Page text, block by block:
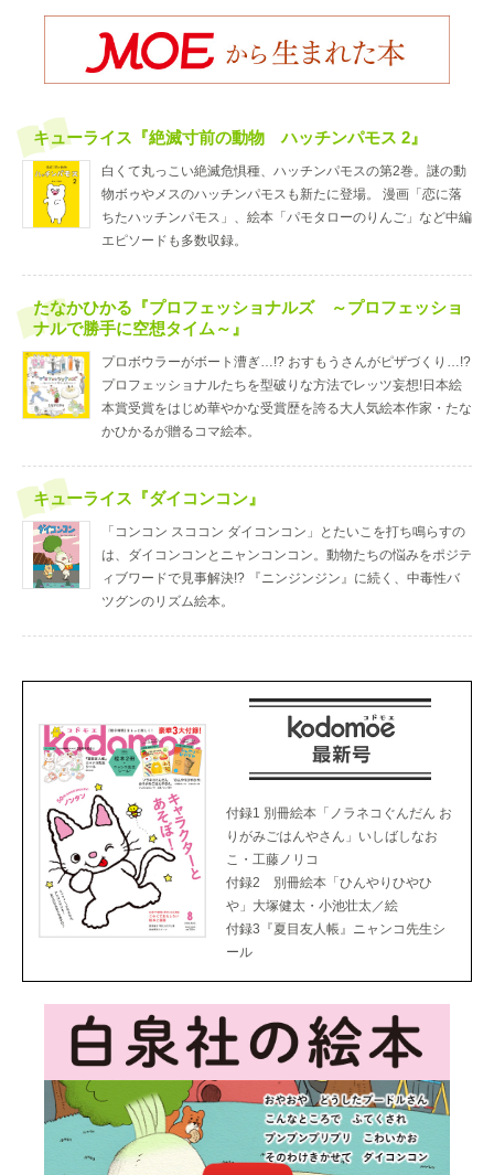
キューライス『絶滅寸前の動物 ハッチンパモス 2』
白くて丸っこい絶滅危惧種、ハッチンパモスの第2巻。謎の動
物ボゥやメスのハッチンパモスも新たに登場。 漫画「恋に落
ちたハッチンパモス」、絵本「パモタローのりんご」など中編
エピソードも多数収録。
たなかひかる『プロフェッショナルズ ～プロフェッショ
ナルで勝手に空想タイム～』
プロボウラーがボート漕ぎ…!? おすもうさんがピザづくり…!?
プロフェッショナルたちを型破りな方法でレッツ妄想!日本絵
本賞受賞をはじめ華やかな受賞歴を誇る大人気絵本作家・たな
かひかるが贈るコマ絵本。
キューライス『ダイコンコン』
「コンコン スココン ダイコンコン」とたいこを打ち鳴らすの
は、ダイコンコンとニャンコンコン。動物たちの悩みをポジテ
ィブワードで見事解決!? 『ニンジンジン』に続く、中毒性バ
ツグンのリズム絵本。
付録1 別冊絵本「ノラネコぐんだん お
りがみごはんやさん」いしばしなお
こ・工藤ノリコ
付録2 別冊絵本「ひんやりひやひ
や」大塚健太・小池壮太／絵
付録3『夏目友人帳』ニャンコ先生シ
ール